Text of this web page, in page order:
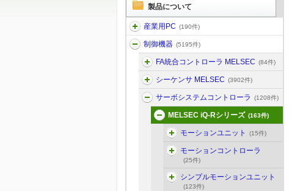
製品について
産業用PC (190件)
制御機器 (5195件)
FA統合コントローラ MELSEC (84件)
シーケンサ MELSEC (3902件)
サーボシステムコントローラ (1208件)
MELSEC iQ-Rシリーズ (163件)
モーションユニット (15件)
モーションコントローラ
(25件)
シンプルモーションユニット
(123件)